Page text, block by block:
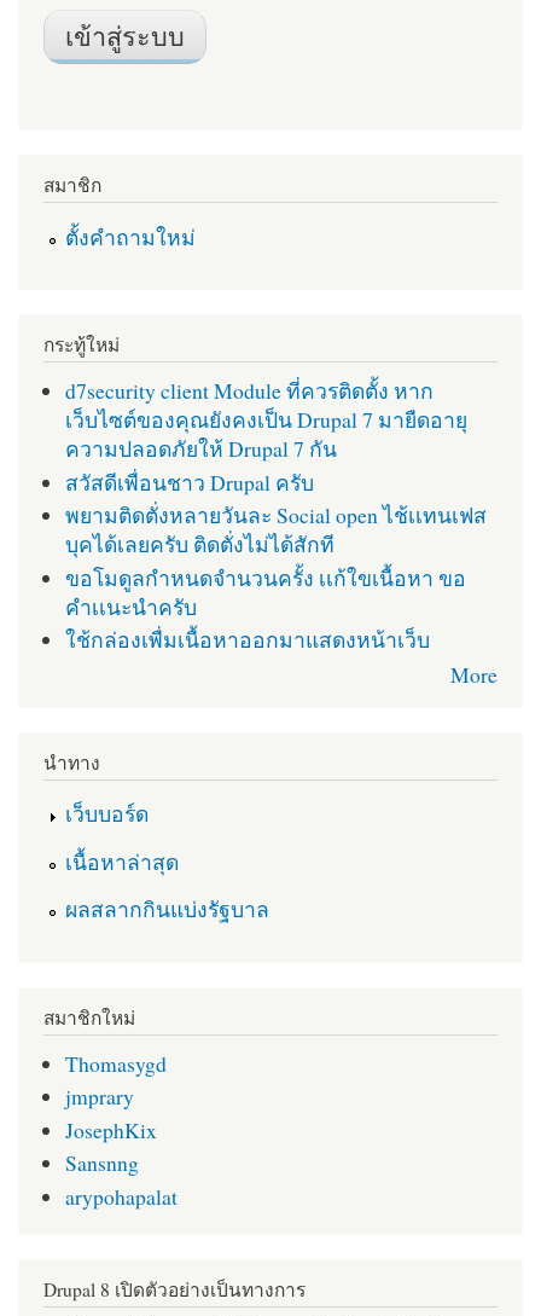
สมาชิก
ตั้งคำถามใหม่
กระทู้ใหม่
d7security client Module ที่ควรติดตั้ง หาก
เว็บไซต์ของคุณยังคงเป็น Drupal 7 มายืดอายุ
ความปลอดภัยให้ Drupal 7 กัน
สวัสดีเพื่อนชาว Drupal ครับ
พยามติดตั่งหลายวันละ Social open ไช้เเทนเฟส
บุคได้เลยครับ ติดตั่งไม่ได้สักที
ขอโมดูลกำหนดจำนวนครั้ง เเก้ใขเนื้อหา ขอ
คำเเนะนำครับ
ใช้กล่องเพื่มเนื้อหาออกมาแสดงหน้าเว็บ
More
นำทาง
เว็บบอร์ด
เนื้อหาล่าสุด
ผลสลากกินแบ่งรัฐบาล
สมาชิกใหม่
Thomasygd
jmprary
JosephKix
Sansnng
arypohapalat
Drupal 8 เปิดตัวอย่างเป็นทางการ